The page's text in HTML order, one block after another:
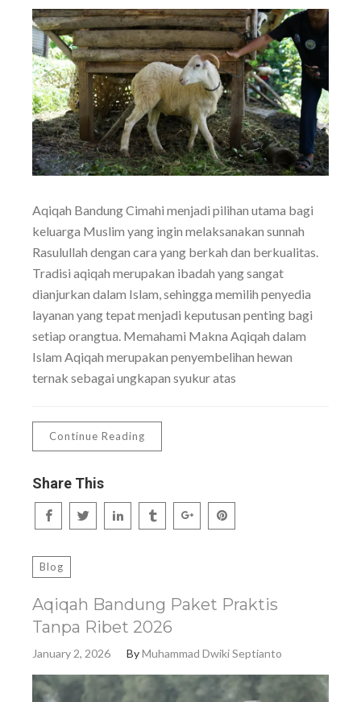
Aqiqah Bandung Cimahi menjadi pilihan utama bagi
keluarga Muslim yang ingin melaksanakan sunnah
Rasulullah dengan cara yang berkah dan berkualitas.
Tradisi aqiqah merupakan ibadah yang sangat
dianjurkan dalam Islam, sehingga memilih penyedia
layanan yang tepat menjadi keputusan penting bagi
setiap orangtua. Memahami Makna Aqiqah dalam
Islam Aqiqah merupakan penyembelihan hewan
ternak sebagai ungkapan syukur atas
Continue Reading
Share This
Blog
Aqiqah Bandung Paket Praktis
Tanpa Ribet 2026
January 2, 2026 ByMuhammad Dwiki Septianto